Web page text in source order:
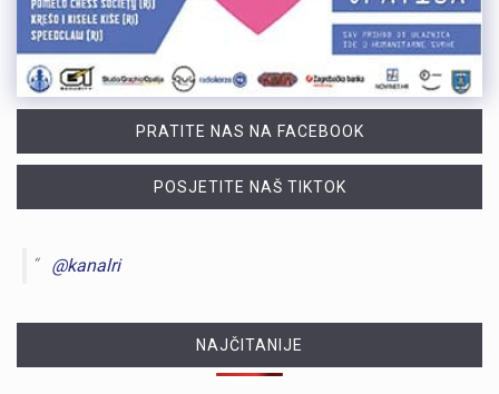
PRATITE NAS NA FACEBOOK
POSJETITE NAŠ TIKTOK
@kanalri
NAJČITANIJE